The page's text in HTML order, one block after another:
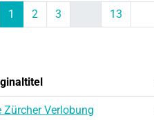
1 2 3 13
Zürcher Verlobung